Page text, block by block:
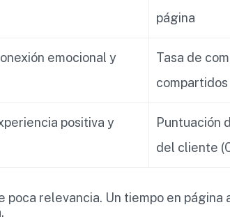
página
emocional y
Tasa de
compartidos
positiva y
Puntuación
del cliente
poca relevancia. Un tiempo en página